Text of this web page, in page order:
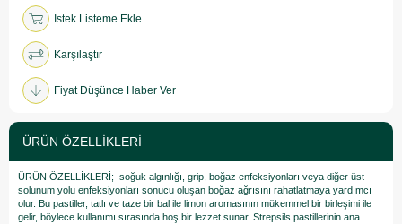
İstek Listeme Ekle
Karşılaştır
Fiyat Düşünce Haber Ver
ÜRÜN ÖZELLIKLERI
ÜRÜN ÖZELLİKLERİ; soğuk algınlığı, grip, boğaz enfeksiyonları veya diğer üst
solunum yolu enfeksiyonları sonucu oluşan boğaz ağrısını rahatlatmaya yardımcı
olur. Bu pastiller, tatlı ve taze bir bal ile limon aromasının mükemmel bir birleşimi ile
gelir, böylece kullanımı sırasında hoş bir lezzet sunar. Strepsils pastillerinin ana